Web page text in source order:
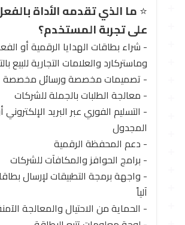
⭐ما الذي تقدمه الأداة
على تجربة المستخدم؟
- شراء بطاقات الهدايا الرقمية أو
وماستركارد والعلامات التجارية للبيع
- تصميمات مخصصة ورسائل مخصصة
- معالجة الطلبات بالجملة للشركات
- التسليم الفوري عبر البريد الإلكتروني
المجدول
- دعم المحفظة الرقمية
- برامج الحوافز والمكافآت للشركات
- واجهة برمجة التطبيقات لإرسال
آلياً
- الحماية من الاحتيال والمعالجة